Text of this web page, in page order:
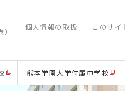
個人情報の取扱 このサイ
熊本学園大学付属中学校